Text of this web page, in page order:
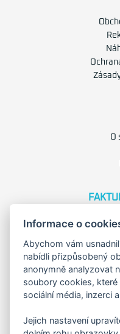
O
KORESP.
Informace o
Abychom vám
nabídli přizpůsobený
anonymně analyzovat
soubory cookies,
sociální média, inzerci
Jejich nastavení